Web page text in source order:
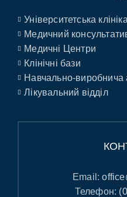
Університетська клініка
Медичний
Медичні Центри
Клінічні бази
Навчально-виробнича
Лікувальний відділ
Email:
Телефон: